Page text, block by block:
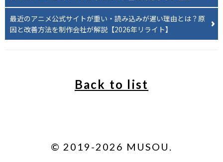
最近のアニメ公式サイトが重い・読み込みが遅い理由とは？原
因と改善方法を制作会社が解説【2026年リライト】
Back to list
© 2019-2026 MUSOU.